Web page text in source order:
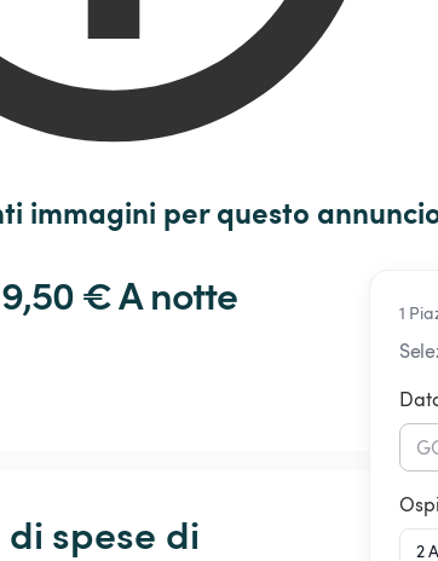
immagini per questo
€ A notte 1
spese di